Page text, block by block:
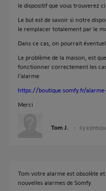
le dispositif que vous trouverez
Le but est de savoir si notre
le remplacer totalement par le
Dans ce cas, on pourrait
Le problème de la maison, est
fonctionner correctement les
l’alarme.
https://boutique.somfy.fr/
Merci
Tom J. il y a
Tom votre alarme est obsolète
nouvelles alarmes de Somfy.